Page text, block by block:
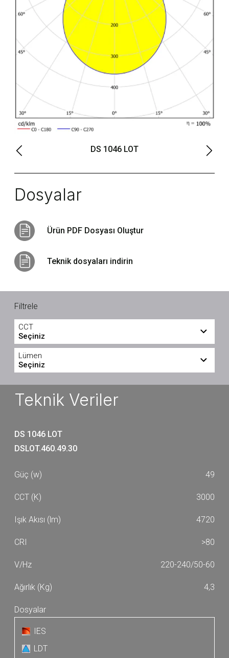
DS 1046 LOT
Dosyalar
Ürün PDF Dosyası Oluştur
Teknik dosyaları indirin
Filtrele
CCT
Seçiniz
3000
Lümen
Seçiniz
Teknik Veriler
DS 1046 LOT
DSLOT.460.49.30
49
3000
4720
>80
220-240/50-60
4,3
IES
LDT